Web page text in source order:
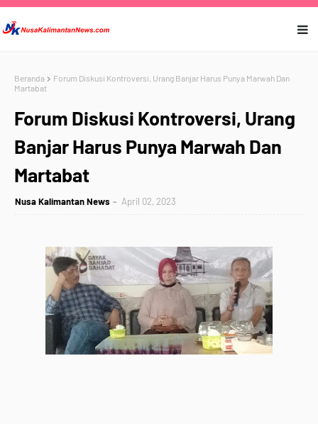
Beranda
Forum Diskusi Kontroversi, Urang Banjar Harus Punya Marwah Dan
Martabat
Forum Diskusi Kontroversi, Urang
Banjar Harus Punya Marwah Dan
Martabat
Nusa Kalimantan News April 02, 2023